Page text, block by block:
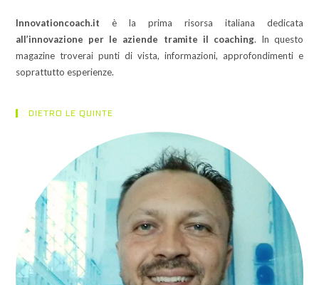
Innovationcoach.it è la prima risorsa italiana dedicata
all’innovazione per le aziende tramite il coaching. In questo
magazine troverai punti di vista, informazioni, approfondimenti e
soprattutto esperienze.
DIETRO LE QUINTE